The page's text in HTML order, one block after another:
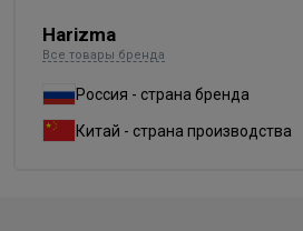
Harizma
Все товары бренда
Россия - страна бренда
Китай - страна производства